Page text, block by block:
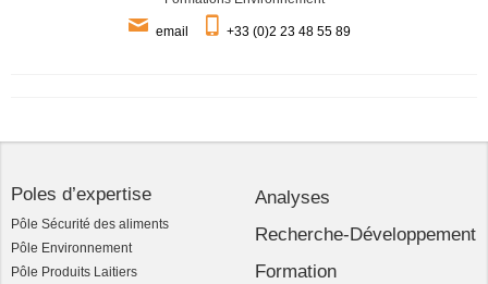
email +33 (0)2 23 48 55 89
Poles d’expertise
Pôle Sécurité des aliments
Pôle Environnement
Pôle Produits Laitiers
Analyses
Recherche-Développement
Formation